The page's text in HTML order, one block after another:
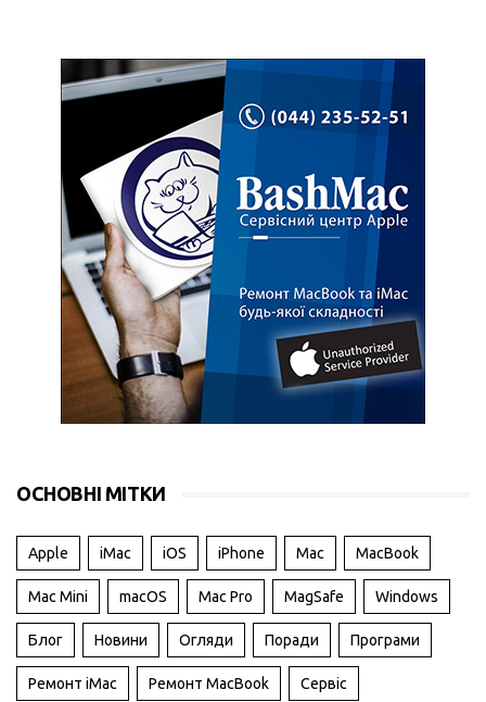
ОСНОВНІ МІТКИ
Apple iMac iOS iPhone Mac MacBook
Mac Mini macOS Mac Pro MagSafe Windows
Блог Новини Огляди Поради Програми
Ремонт iMac Ремонт MacBook Сервіс